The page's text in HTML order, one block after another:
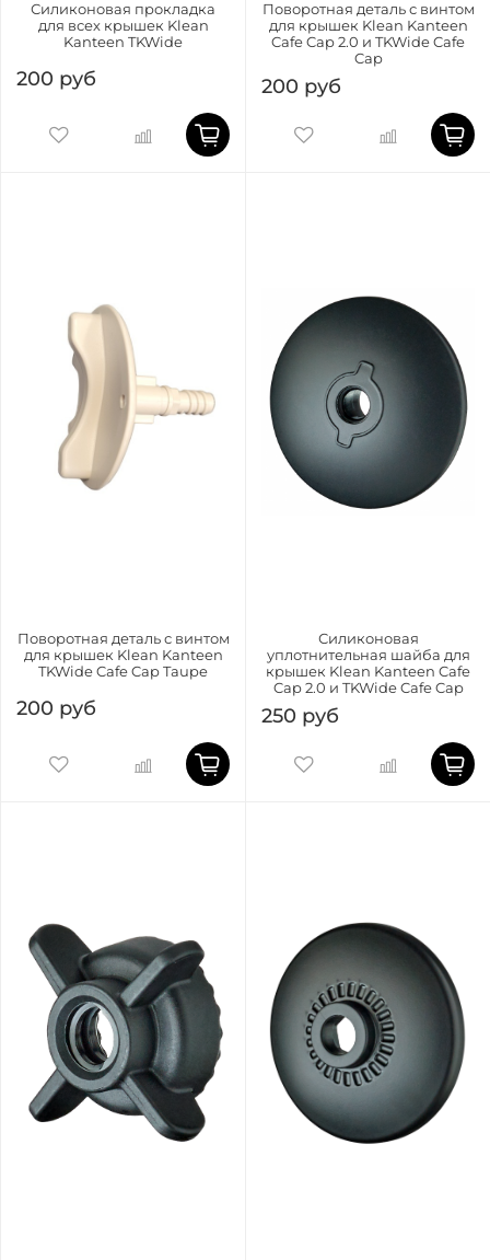
Силиконовая прокладка
для всех крышек Klean
Kanteen TKWide
200 руб
Поворотная деталь с винтом
для крышек Klean Kanteen
Cafe Cap 2.0 и TKWide Cafe
Cap
200 руб
Поворотная деталь с винтом
для крышек Klean Kanteen
TKWide Cafe Cap Taupe
200 руб
Силиконовая
уплотнительная шайба для
крышек Klean Kanteen Cafe
Cap 2.0 и TKWide Cafe Cap
250 руб